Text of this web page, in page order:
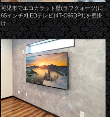
可児市でエコカラット壁(ラフクォーツ)に
65インチXLEDテレビ(4T-C65DP1)を壁掛
け